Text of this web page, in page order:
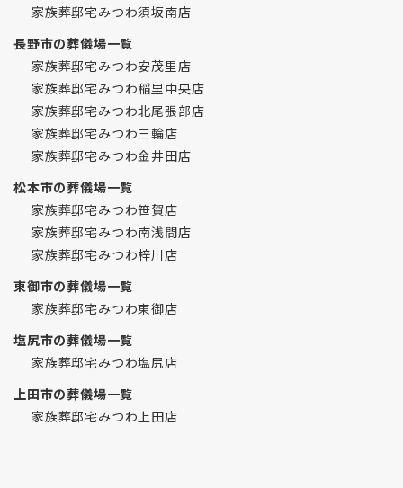
家族葬邸宅みつわ須坂南店
長野市の葬儀場一覧
家族葬邸宅みつわ安茂里店
家族葬邸宅みつわ稲里中央店
家族葬邸宅みつわ北尾張部店
家族葬邸宅みつわ三輪店
家族葬邸宅みつわ金井田店
松本市の葬儀場一覧
家族葬邸宅みつわ笹賀店
家族葬邸宅みつわ南浅間店
家族葬邸宅みつわ梓川店
東御市の葬儀場一覧
家族葬邸宅みつわ東御店
塩尻市の葬儀場一覧
家族葬邸宅みつわ塩尻店
上田市の葬儀場一覧
家族葬邸宅みつわ上田店